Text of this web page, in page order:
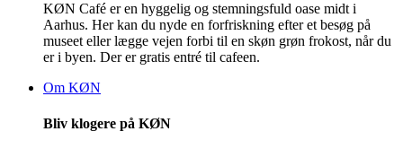
KØN Café er en hyggelig og stemningsfuld oase midt i
Aarhus. Her kan du nyde en forfriskning efter et besøg på
museet eller lægge vejen forbi til en skøn grøn frokost, når du
er i byen. Der er gratis entré til cafeen.
Om KØN
Bliv klogere på KØN